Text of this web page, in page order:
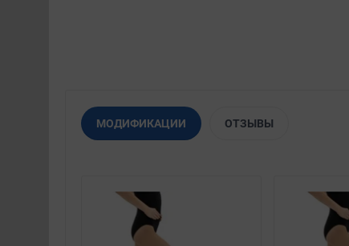
МОДИФИКАЦИИ ОТЗЫВЫ